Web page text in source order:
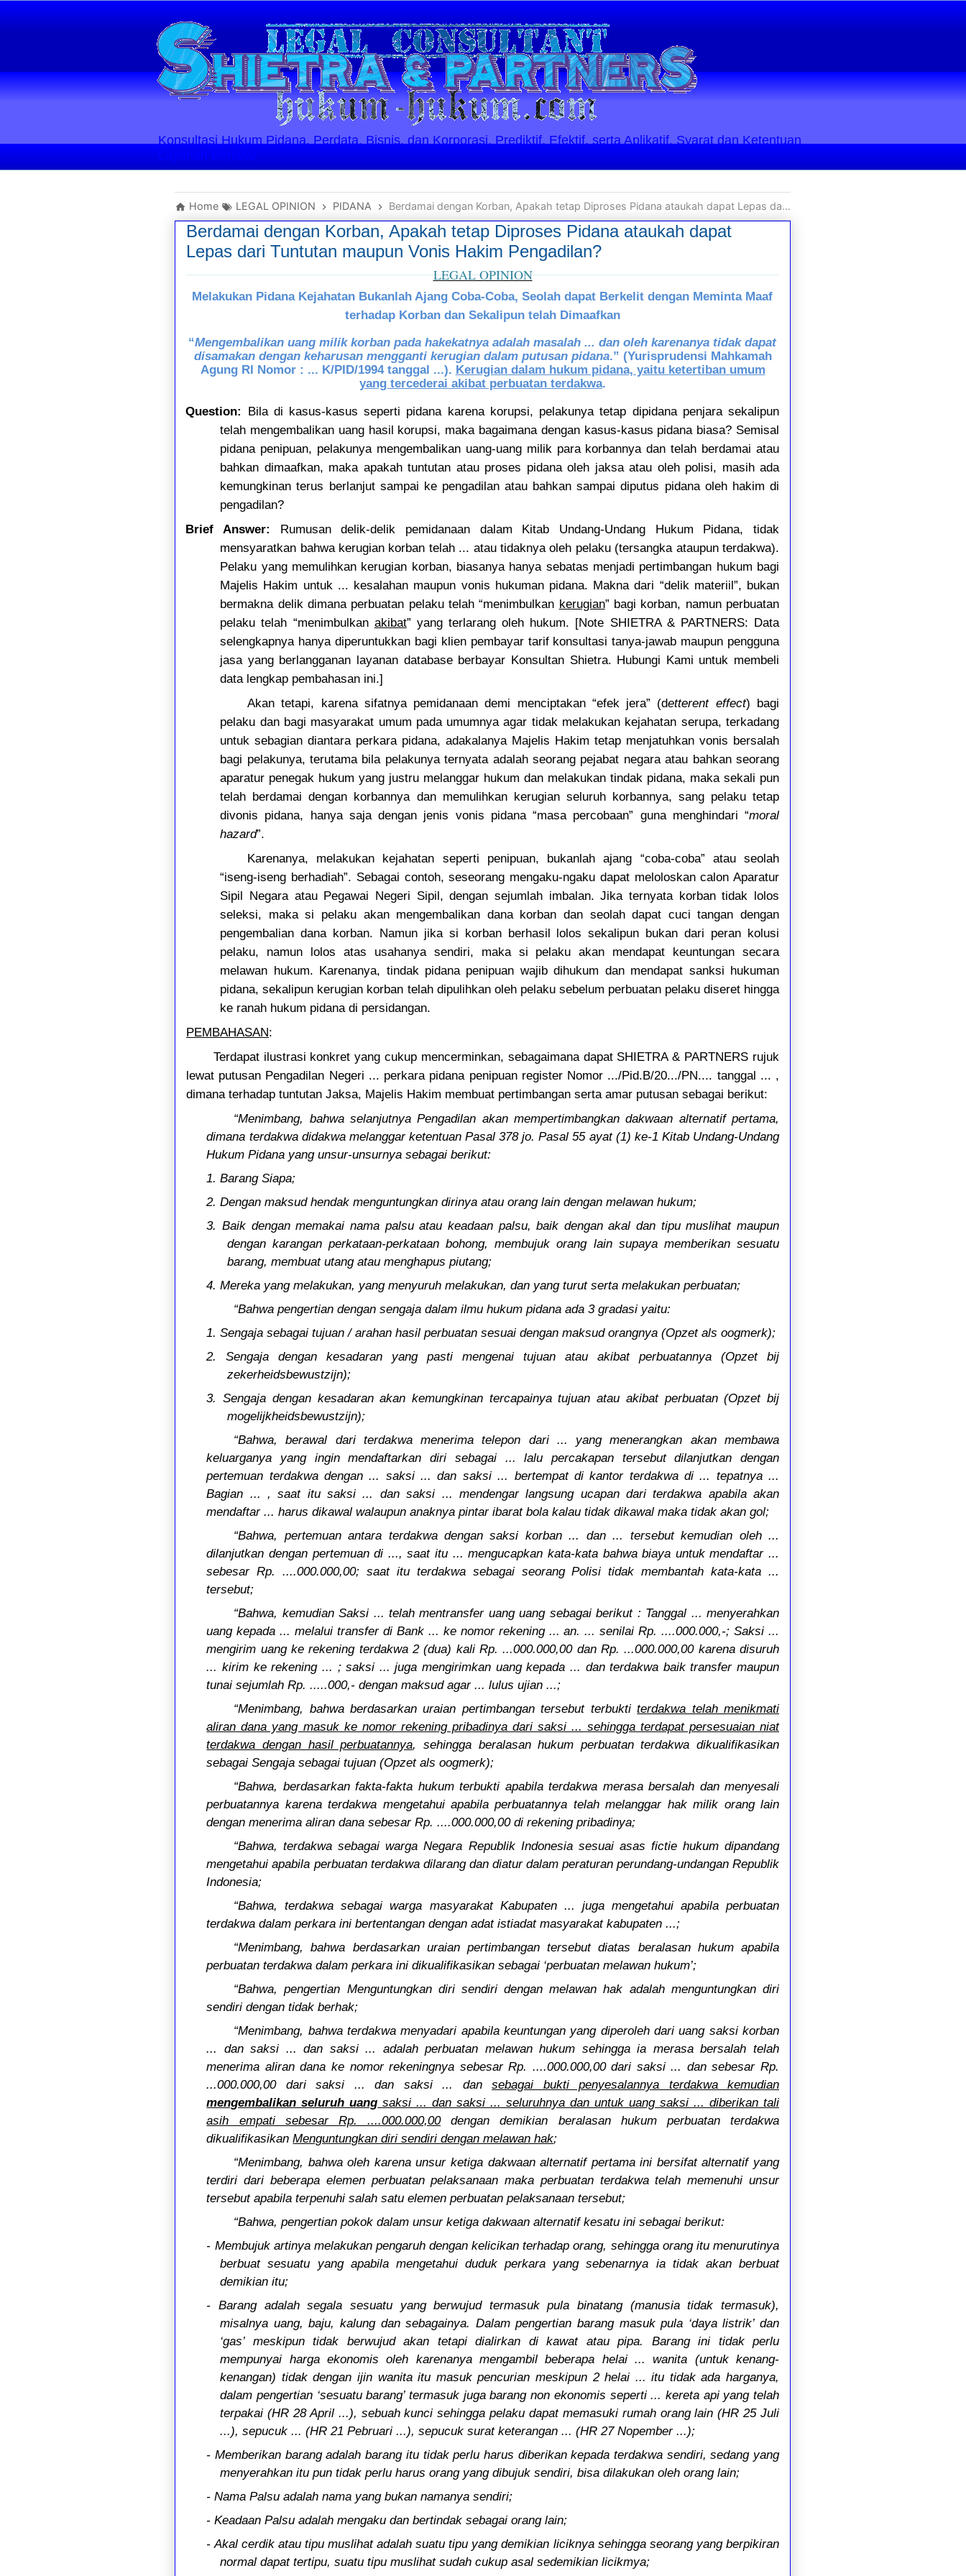
Konsultasi Hukum Pidana, Perdata, Bisnis, dan Korporasi. Prediktif, Efektif, serta Aplikatif. Syarat dan Ketentuan
Layanan Berlaku
Home LEGAL OPINION PIDANA Berdamai dengan Korban, Apakah tetap Diproses Pidana ataukah dapat Lepas dari Tuntutan maupun Vonis Hakim Pengadilan?
Berdamai dengan Korban, Apakah tetap Diproses Pidana ataukah dapat
Lepas dari Tuntutan maupun Vonis Hakim Pengadilan?
LEGAL OPINION
Melakukan Pidana Kejahatan Bukanlah Ajang Coba-Coba, Seolah dapat Berkelit dengan Meminta Maaf
terhadap Korban dan Sekalipun telah Dimaafkan
“Mengembalikan uang milik korban pada hakekatnya adalah masalah ... dan oleh karenanya tidak dapat
disamakan dengan keharusan mengganti kerugian dalam putusan pidana.” (Yurisprudensi Mahkamah
Agung RI Nomor : ... K/PID/1994 tanggal ...). Kerugian dalam hukum pidana, yaitu ketertiban umum
yang tercederai akibat perbuatan terdakwa.
Question: Bila di kasus-kasus seperti pidana karena korupsi, pelakunya tetap dipidana penjara sekalipun
telah mengembalikan uang hasil korupsi, maka bagaimana dengan kasus-kasus pidana biasa? Semisal
pidana penipuan, pelakunya mengembalikan uang-uang milik para korbannya dan telah berdamai atau
bahkan dimaafkan, maka apakah tuntutan atau proses pidana oleh jaksa atau oleh polisi, masih ada
kemungkinan terus berlanjut sampai ke pengadilan atau bahkan sampai diputus pidana oleh hakim di
pengadilan?
Brief Answer: Rumusan delik-delik pemidanaan dalam Kitab Undang-Undang Hukum Pidana, tidak
mensyaratkan bahwa kerugian korban telah ... atau tidaknya oleh pelaku (tersangka ataupun terdakwa).
Pelaku yang memulihkan kerugian korban, biasanya hanya sebatas menjadi pertimbangan hukum bagi
Majelis Hakim untuk ... kesalahan maupun vonis hukuman pidana. Makna dari “delik materiil”, bukan
bermakna delik dimana perbuatan pelaku telah “menimbulkan kerugian” bagi korban, namun perbuatan
pelaku telah “menimbulkan akibat” yang terlarang oleh hukum. [Note SHIETRA & PARTNERS: Data
selengkapnya hanya diperuntukkan bagi klien pembayar tarif konsultasi tanya-jawab maupun pengguna
jasa yang berlangganan layanan database berbayar Konsultan Shietra. Hubungi Kami untuk membeli
data lengkap pembahasan ini.]
Akan tetapi, karena sifatnya pemidanaan demi menciptakan “efek jera” (detterent effect) bagi
pelaku dan bagi masyarakat umum pada umumnya agar tidak melakukan kejahatan serupa, terkadang
untuk sebagian diantara perkara pidana, adakalanya Majelis Hakim tetap menjatuhkan vonis bersalah
bagi pelakunya, terutama bila pelakunya ternyata adalah seorang pejabat negara atau bahkan seorang
aparatur penegak hukum yang justru melanggar hukum dan melakukan tindak pidana, maka sekali pun
telah berdamai dengan korbannya dan memulihkan kerugian seluruh korbannya, sang pelaku tetap
divonis pidana, hanya saja dengan jenis vonis pidana “masa percobaan” guna menghindari “moral
hazard”.
Karenanya, melakukan kejahatan seperti penipuan, bukanlah ajang “coba-coba” atau seolah
“iseng-iseng berhadiah”. Sebagai contoh, seseorang mengaku-ngaku dapat meloloskan calon Aparatur
Sipil Negara atau Pegawai Negeri Sipil, dengan sejumlah imbalan. Jika ternyata korban tidak lolos
seleksi, maka si pelaku akan mengembalikan dana korban dan seolah dapat cuci tangan dengan
pengembalian dana korban. Namun jika si korban berhasil lolos sekalipun bukan dari peran kolusi
pelaku, namun lolos atas usahanya sendiri, maka si pelaku akan mendapat keuntungan secara
melawan hukum. Karenanya, tindak pidana penipuan wajib dihukum dan mendapat sanksi hukuman
pidana, sekalipun kerugian korban telah dipulihkan oleh pelaku sebelum perbuatan pelaku diseret hingga
ke ranah hukum pidana di persidangan.
PEMBAHASAN:
Terdapat ilustrasi konkret yang cukup mencerminkan, sebagaimana dapat SHIETRA & PARTNERS rujuk
lewat putusan Pengadilan Negeri ... perkara pidana penipuan register Nomor .../Pid.B/20.../PN.... tanggal ... ,
dimana terhadap tuntutan Jaksa, Majelis Hakim membuat pertimbangan serta amar putusan sebagai berikut:
“Menimbang, bahwa selanjutnya Pengadilan akan mempertimbangkan dakwaan alternatif pertama,
dimana terdakwa didakwa melanggar ketentuan Pasal 378 jo. Pasal 55 ayat (1) ke-1 Kitab Undang-Undang
Hukum Pidana yang unsur-unsurnya sebagai berikut:
1. Barang Siapa;
2. Dengan maksud hendak menguntungkan dirinya atau orang lain dengan melawan hukum;
3. Baik dengan memakai nama palsu atau keadaan palsu, baik dengan akal dan tipu muslihat maupun
dengan karangan perkataan-perkataan bohong, membujuk orang lain supaya memberikan sesuatu
barang, membuat utang atau menghapus piutang;
4. Mereka yang melakukan, yang menyuruh melakukan, dan yang turut serta melakukan perbuatan;
“Bahwa pengertian dengan sengaja dalam ilmu hukum pidana ada 3 gradasi yaitu:
1. Sengaja sebagai tujuan / arahan hasil perbuatan sesuai dengan maksud orangnya (Opzet als oogmerk);
2. Sengaja dengan kesadaran yang pasti mengenai tujuan atau akibat perbuatannya (Opzet bij
zekerheidsbewustzijn);
3. Sengaja dengan kesadaran akan kemungkinan tercapainya tujuan atau akibat perbuatan (Opzet bij
mogelijkheidsbewustzijn);
“Bahwa, berawal dari terdakwa menerima telepon dari ... yang menerangkan akan membawa
keluarganya yang ingin mendaftarkan diri sebagai ... lalu percakapan tersebut dilanjutkan dengan
pertemuan terdakwa dengan ... saksi ... dan saksi ... bertempat di kantor terdakwa di ... tepatnya ...
Bagian ... , saat itu saksi ... dan saksi ... mendengar langsung ucapan dari terdakwa apabila akan
mendaftar ... harus dikawal walaupun anaknya pintar ibarat bola kalau tidak dikawal maka tidak akan gol;
“Bahwa, pertemuan antara terdakwa dengan saksi korban ... dan ... tersebut kemudian oleh ...
dilanjutkan dengan pertemuan di ..., saat itu ... mengucapkan kata-kata bahwa biaya untuk mendaftar ...
sebesar Rp. ....000.000,00; saat itu terdakwa sebagai seorang Polisi tidak membantah kata-kata ...
tersebut;
“Bahwa, kemudian Saksi ... telah mentransfer uang uang sebagai berikut : Tanggal ... menyerahkan
uang kepada ... melalui transfer di Bank ... ke nomor rekening ... an. ... senilai Rp. ....000.000,-; Saksi ...
mengirim uang ke rekening terdakwa 2 (dua) kali Rp. ...000.000,00 dan Rp. ...000.000,00 karena disuruh
... kirim ke rekening ... ; saksi ... juga mengirimkan uang kepada ... dan terdakwa baik transfer maupun
tunai sejumlah Rp. .....000,- dengan maksud agar ... lulus ujian ...;
“Menimbang, bahwa berdasarkan uraian pertimbangan tersebut terbuktiterdakwa telah menikmati
aliran dana yang masuk ke nomor rekening pribadinya dari saksi ... sehingga terdapat persesuaian niat
terdakwa dengan hasil perbuatannya, sehingga beralasan hukum perbuatan terdakwa dikualifikasikan
sebagai Sengaja sebagai tujuan (Opzet als oogmerk);
“Bahwa, berdasarkan fakta-fakta hukum terbukti apabila terdakwa merasa bersalah dan menyesali
perbuatannya karena terdakwa mengetahui apabila perbuatannya telah melanggar hak milik orang lain
dengan menerima aliran dana sebesar Rp. ....000.000,00 di rekening pribadinya;
“Bahwa, terdakwa sebagai warga Negara Republik Indonesia sesuai asas fictie hukum dipandang
mengetahui apabila perbuatan terdakwa dilarang dan diatur dalam peraturan perundang-undangan Republik
Indonesia;
“Bahwa, terdakwa sebagai warga masyarakat Kabupaten ... juga mengetahui apabila perbuatan
terdakwa dalam perkara ini bertentangan dengan adat istiadat masyarakat kabupaten ...;
“Menimbang, bahwa berdasarkan uraian pertimbangan tersebut diatas beralasan hukum apabila
perbuatan terdakwa dalam perkara ini dikualifikasikan sebagai ‘perbuatan melawan hukum’;
“Bahwa, pengertian Menguntungkan diri sendiri dengan melawan hak adalah menguntungkan diri
sendiri dengan tidak berhak;
“Menimbang, bahwa terdakwa menyadari apabila keuntungan yang diperoleh dari uang saksi korban
... dan saksi ... dan saksi ... adalah perbuatan melawan hukum sehingga ia merasa bersalah telah
menerima aliran dana ke nomor rekeningnya sebesar Rp. ....000.000,00 dari saksi ... dan sebesar Rp.
...000.000,00 dari saksi ... dan saksi ... dansebagai bukti penyesalannya terdakwa kemudian
mengembalikan seluruh uang saksi ... dan saksi ... seluruhnya dan untuk uang saksi ... diberikan tali
asih empati sebesar Rp. ....000.000,00dengan demikian beralasan hukum perbuatan terdakwa
dikualifikasikanMenguntungkan diri sendiri dengan melawan hak;
“Menimbang, bahwa oleh karena unsur ketiga dakwaan alternatif pertama ini bersifat alternatif yang
terdiri dari beberapa elemen perbuatan pelaksanaan maka perbuatan terdakwa telah memenuhi unsur
tersebut apabila terpenuhi salah satu elemen perbuatan pelaksanaan tersebut;
“Bahwa, pengertian pokok dalam unsur ketiga dakwaan alternatif kesatu ini sebagai berikut:
- Membujuk artinya melakukan pengaruh dengan kelicikan terhadap orang, sehingga orang itu menurutinya
berbuat sesuatu yang apabila mengetahui duduk perkara yang sebenarnya ia tidak akan berbuat
demikian itu;
- Barang adalah segala sesuatu yang berwujud termasuk pula binatang (manusia tidak termasuk),
misalnya uang, baju, kalung dan sebagainya. Dalam pengertian barang masuk pula ‘daya listrik’ dan
‘gas’ meskipun tidak berwujud akan tetapi dialirkan di kawat atau pipa. Barang ini tidak perlu
mempunyai harga ekonomis oleh karenanya mengambil beberapa helai ... wanita (untuk kenang-
kenangan) tidak dengan ijin wanita itu masuk pencurian meskipun 2 helai ... itu tidak ada harganya,
dalam pengertian ‘sesuatu barang’ termasuk juga barang non ekonomis seperti ... kereta api yang telah
terpakai (HR 28 April ...), sebuah kunci sehingga pelaku dapat memasuki rumah orang lain (HR 25 Juli
...), sepucuk ... (HR 21 Pebruari ...), sepucuk surat keterangan ... (HR 27 Nopember ...);
- Memberikan barang adalah barang itu tidak perlu harus diberikan kepada terdakwa sendiri, sedang yang
menyerahkan itu pun tidak perlu harus orang yang dibujuk sendiri, bisa dilakukan oleh orang lain;
- Nama Palsu adalah nama yang bukan namanya sendiri;
- Keadaan Palsu adalah mengaku dan bertindak sebagai orang lain;
- Akal cerdik atau tipu muslihat adalah suatu tipu yang demikian liciknya sehingga seorang yang berpikiran
normal dapat tertipu, suatu tipu muslihat sudah cukup asal sedemikian licikmya;